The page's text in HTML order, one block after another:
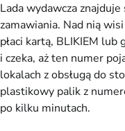
Lada wydawcza
zamawiania. Nad nią
płaci kartą, BLIKIEM
i czeka, aż ten numer
lokalach z obsługą do
plastikowy palik z
po kilku minutach.